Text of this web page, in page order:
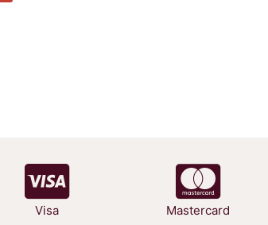
Visa Mastercard